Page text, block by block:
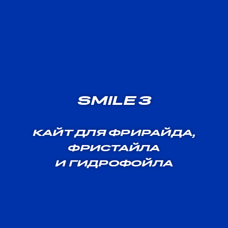
SMILE 3
КАЙТ ДЛЯ ФРИРАЙДА,
ФРИСТАЙЛА
И ГИДРОФОЙЛА